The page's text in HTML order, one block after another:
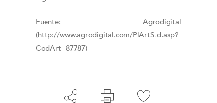
Fuente: Agrodigital
(http://www.agrodigital.com/PlArtStd.asp?
CodArt=87787)